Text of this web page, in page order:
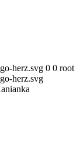
herz.svg 0 0 root
herz.svg